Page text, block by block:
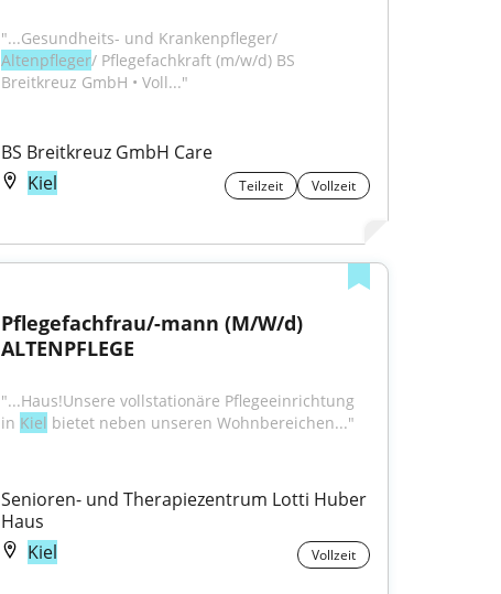
"...Gesundheits- und Krankenpfleger/
Altenpfleger/ Pflegefachkraft (m/w/d) BS
Breitkreuz GmbH • Voll..."
BS Breitkreuz GmbH Care
Kiel
Teilzeit Vollzeit
Pflegefachfrau/-mann (M/W/d)
ALTENPFLEGE
"...Haus!Unsere vollstationäre Pflegeeinrichtung
in Kiel bietet neben unseren Wohnbereichen..."
Senioren- und Therapiezentrum Lotti Huber
Haus
Kiel
Vollzeit